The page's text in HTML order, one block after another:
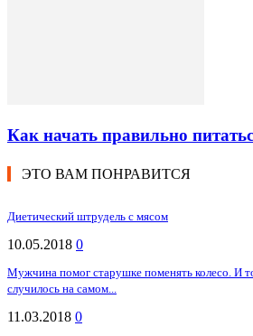
Как начать правильно
ЭТО ВАМ ПОНРАВИТСЯ
Диетический штрудель с мясом
10.05.2018 0
Мужчина помог старушке поменять колесо. И
случилось на самом...
11.03.2018 0